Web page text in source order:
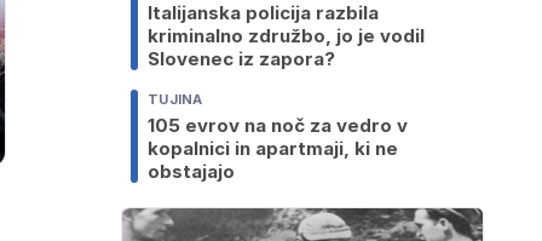
Italijanska policija razbila
kriminalno združbo, jo je vodil
Slovenec iz zapora?
TUJINA
105 evrov na noč za vedro v
kopalnici in apartmaji, ki ne
obstajajo